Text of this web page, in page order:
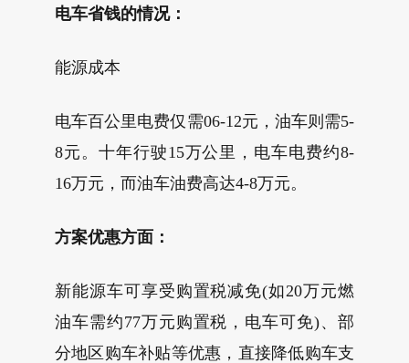
电车省钱的情况：
能源成本
电车百公里电费仅需06-12元，油车则需5-
8元。十年行驶15万公里，电车电费约8-
16万元，而油车油费高达4-8万元。
方案优惠方面：
新能源车可享受购置税减免(如20万元燃
油车需约77万元购置税，电车可免)、部
分地区购车补贴等优惠，直接降低购车支